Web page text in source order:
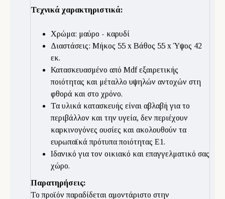
Τεχνικά χαρακτηριστικά:
Χρώμα: μαύρο - καρυδί
Διαστάσεις: Μήκος 55 x Βάθος 55 x Ύψος 42
εκ.
Κατασκευασμένο από Mdf εξαιρετικής
ποιότητας και μέταλλο υψηλών αντοχών στη
φθορά και στο χρόνο.
Τα υλικά κατασκευής είναι αβλαβή για το
περιβάλλον και την υγεία, δεν περιέχουν
καρκινογόνες ουσίες και ακολουθούν τα
ευρωπαϊκά πρότυπα ποιότητας Ε1.
Ιδανικό για τον οικιακό και επαγγελματικό σας
χώρο.
Παρατηρήσεις:
Το προϊόν παραδίδεται αμοντάριστο στην